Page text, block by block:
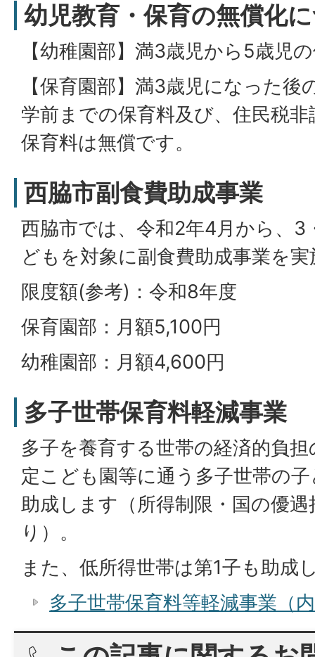
幼児教育・保育の無償化
【幼稚園部】満3歳児から5歳児
【保育園部】満3歳児になった後
学前までの保育料及び、住民税
保育料は無償です。
西脇市副食費助成事業
西脇市では、令和2年4月から、
どもを対象に副食費助成事業を
限度額(参考)：令和8年度
保育園部：月額5,100円
幼稚園部：月額4,600円
多子世帯保育料軽減事業
多子を養育する世帯の経済的負
定こども園等に通う多子世帯の
助成します（所得制限・国の優
り）。
また、低所得世帯は第1子も助成
多子世帯保育料等軽減事業（